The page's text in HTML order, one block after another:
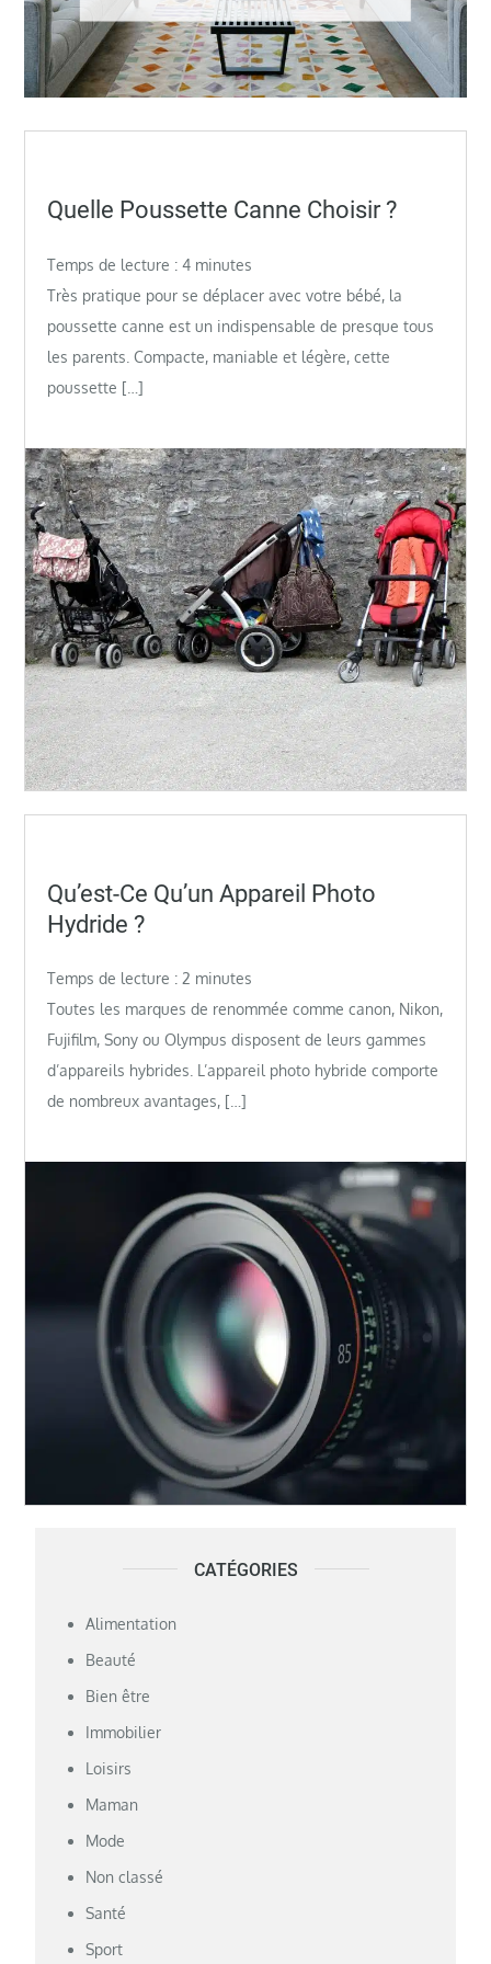
on
Quelle Poussette Canne Choisir ?
Temps de lecture :4 minutes
Très pratique pour se déplacer avec votre bébé, la
poussette canne est un indispensable de presque tous
les parents. Compacte, maniable et légère, cette
poussette […]
on
Qu’est-Ce Qu’un Appareil Photo
Hydride ?
Temps de lecture :2 minutes
Toutes les marques de renommée comme canon, Nikon,
Fujifilm, Sony ou Olympus disposent de leurs gammes
d’appareils hybrides. L’appareil photo hybride comporte
de nombreux avantages, […]
CATÉGORIES
Alimentation
Beauté
Bien être
Immobilier
Loisirs
Maman
Mode
Non classé
Santé
Sport